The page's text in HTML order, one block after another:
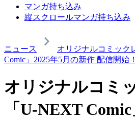
マンガ持ち込み
縦スクロールマンガ持ち込み
ニュース
オリジナルコミック
Comic」2025年5月の新作 配信開始！
オリジナルコミ
「U-NEXT